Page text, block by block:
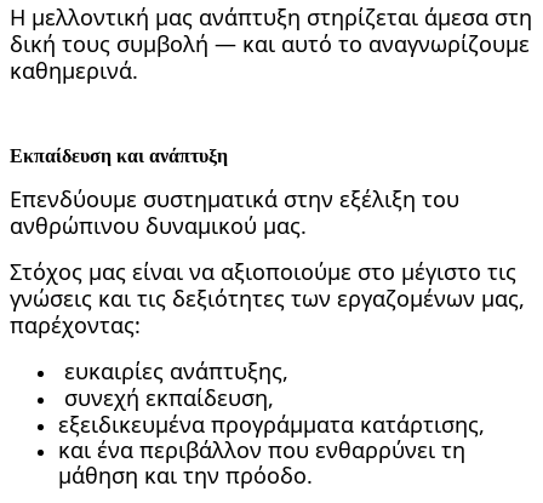
Η μελλοντική μας ανάπτυξη στηρίζεται άμεσα στη
δική τους συμβολή — και αυτό το αναγνωρίζουμε
καθημερινά.
Εκπαίδευση και ανάπτυξη
Επενδύουμε συστηματικά στην εξέλιξη του
ανθρώπινου δυναμικού μας.
Στόχος μας είναι να αξιοποιούμε στο μέγιστο τις
γνώσεις και τις δεξιότητες των εργαζομένων μας,
παρέχοντας:
ευκαιρίες ανάπτυξης,
συνεχή εκπαίδευση,
εξειδικευμένα προγράμματα κατάρτισης,
και ένα περιβάλλον που ενθαρρύνει τη
μάθηση και την πρόοδο.